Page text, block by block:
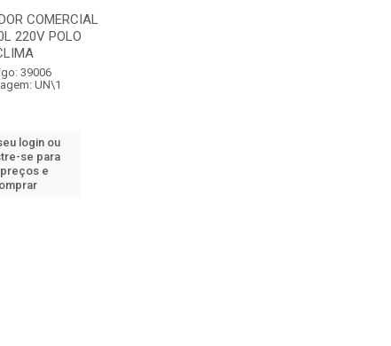
COMERCIAL
220V POLO
39006
UN\1
login ou
se para
e